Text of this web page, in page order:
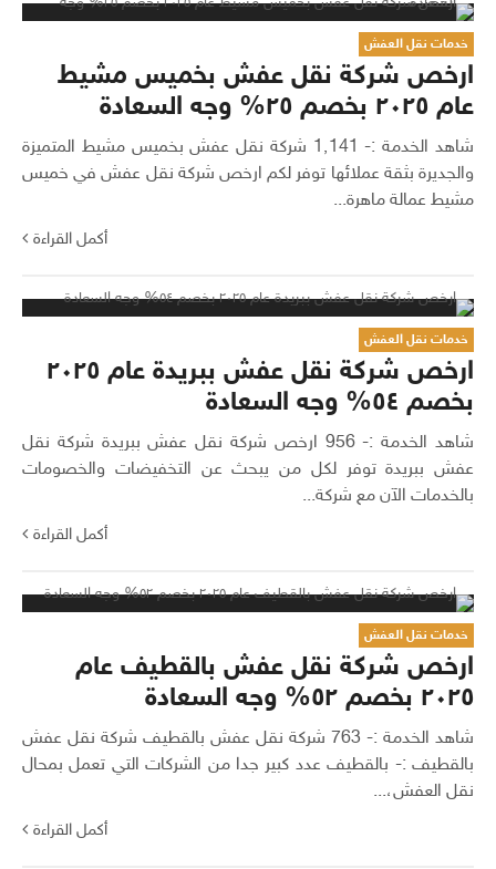
خدمات نقل العفش
ارخص شركة نقل عفش بخميس مشيط
عام ٢٠٢٥ بخصم ٢٥% وجه السعادة
شاهد الخدمة :- 1٬141 شركة نقل عفش بخميس مشيط المتميزة
والجديرة بثقة عملائها توفر لكم ارخص شركة نقل عفش في خميس
مشيط عمالة ماهرة...
أكمل القراءة
خدمات نقل العفش
ارخص شركة نقل عفش ببريدة عام ٢٠٢٥
بخصم ٥٤% وجه السعادة
شاهد الخدمة :- 956 ارخص شركة نقل عفش ببريدة شركة نقل
عفش ببريدة توفر لكل من يبحث عن التخفيضات والخصومات
بالخدمات الآن مع شركة...
أكمل القراءة
خدمات نقل العفش
ارخص شركة نقل عفش بالقطيف عام
٢٠٢٥ بخصم ٥٢% وجه السعادة
شاهد الخدمة :- 763 شركة نقل عفش بالقطيف شركة نقل عفش
بالقطيف :- بالقطيف عدد كبير جدا من الشركات التي تعمل بمحال
نقل العفش،...
أكمل القراءة